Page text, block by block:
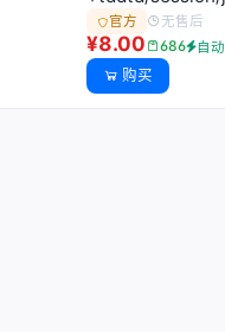
官方 无售后
¥8.00 686 自动
购买